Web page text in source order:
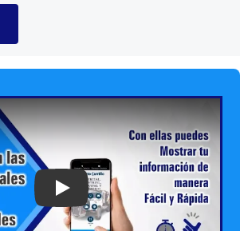
Play: Keynote (Google I/O '18)